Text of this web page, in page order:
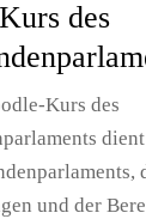
des
Kurs des
und der